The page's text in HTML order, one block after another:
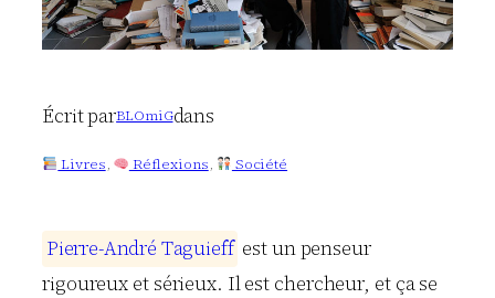
Écrit parBLOmiGdans
Livres, Réflexions, Société
Pierre-André Taguieff est un penseur
rigoureux et sérieux. Il est chercheur, et ça se